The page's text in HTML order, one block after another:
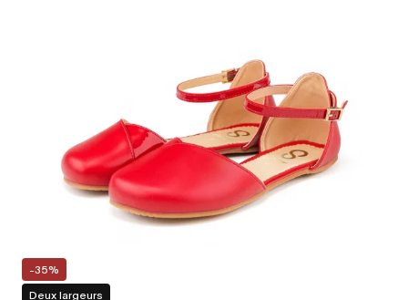
-35%
Deux largeurs